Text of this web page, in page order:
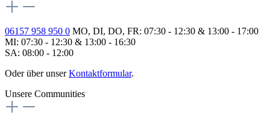
06157 958 950 0 MO, DI, DO, FR: 07:30 - 12:30 & 13:00 - 17:00
MI: 07:30 - 12:30 & 13:00 - 16:30
SA: 08:00 - 12:00
Oder über unserKontaktformular.
Unsere Communities